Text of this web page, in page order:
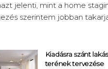
jelenti, mint a home
szerintem jobban
Kiadásra szánt
terének tervezése